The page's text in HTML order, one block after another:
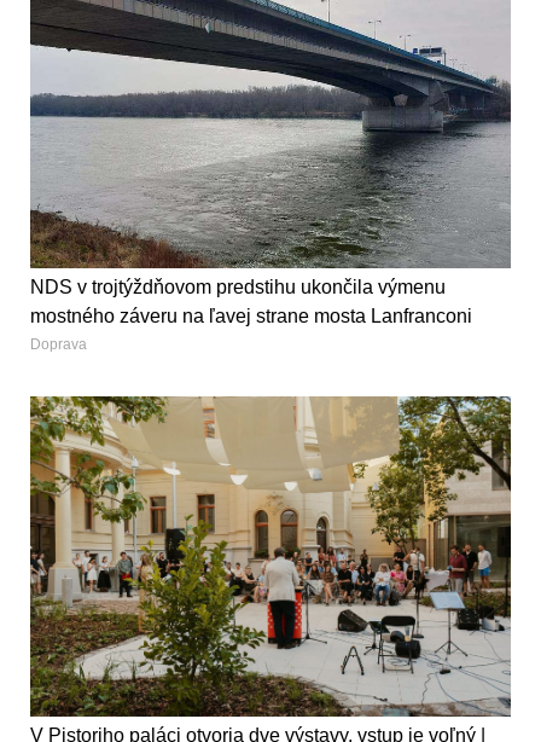
NDS v trojtýždňovom predstihu ukončila výmenu
mostného záveru na ľavej strane mosta Lanfranconi
Doprava
V Pistoriho paláci otvoria dve výstavy, vstup je voľný |